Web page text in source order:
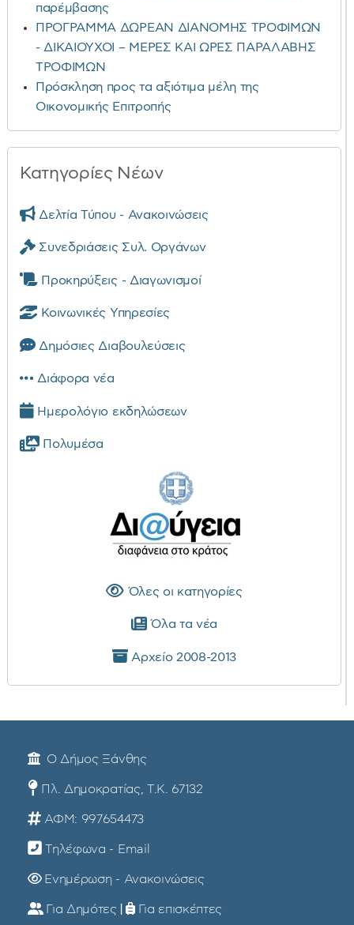
παρέμβασης
ΠΡΟΓΡΑΜΜΑ ΔΩΡΕΑΝ ΔΙΑΝΟΜΗΣ ΤΡΟΦΙΜΩΝ
- ΔΙΚΑΙΟΥΧΟΙ – ΜΕΡΕΣ ΚΑΙ ΩΡΕΣ ΠΑΡΑΛΑΒΗΣ
ΤΡΟΦΙΜΩΝ
Πρόσκληση προς τα αξιότιμα μέλη της
Οικονομικής Επιτροπής
Κατηγορίες Νέων
Δελτία Τύπου - Ανακοινώσεις
Συνεδριάσεις Συλ. Οργάνων
Προκηρύξεις - Διαγωνισμοί
Κοινωνικές Υπηρεσίες
Δημόσιες Διαβουλεύσεις
Διάφορα νέα
Ημερολόγιο εκδηλώσεων
Πολυμέσα
Όλες οι κατηγορίες
Όλα τα νέα
Αρχείο 2008-2013
Ο Δήμος Ξάνθης
Πλ. Δημοκρατίας, Τ.Κ. 67132
ΑΦΜ: 997654473
Τηλέφωνα - Email
Ενημέρωση - Ανακοινώσεις
Για Δημότες | Για επισκέπτες